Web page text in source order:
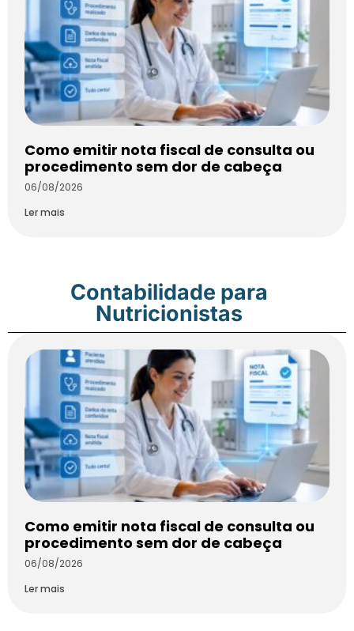
Como emitir nota fiscal de consulta ou
procedimento sem dor de cabeça
06/08/2026
Ler mais
Contabilidade para
Nutricionistas
Como emitir nota fiscal de consulta ou
procedimento sem dor de cabeça
06/08/2026
Ler mais